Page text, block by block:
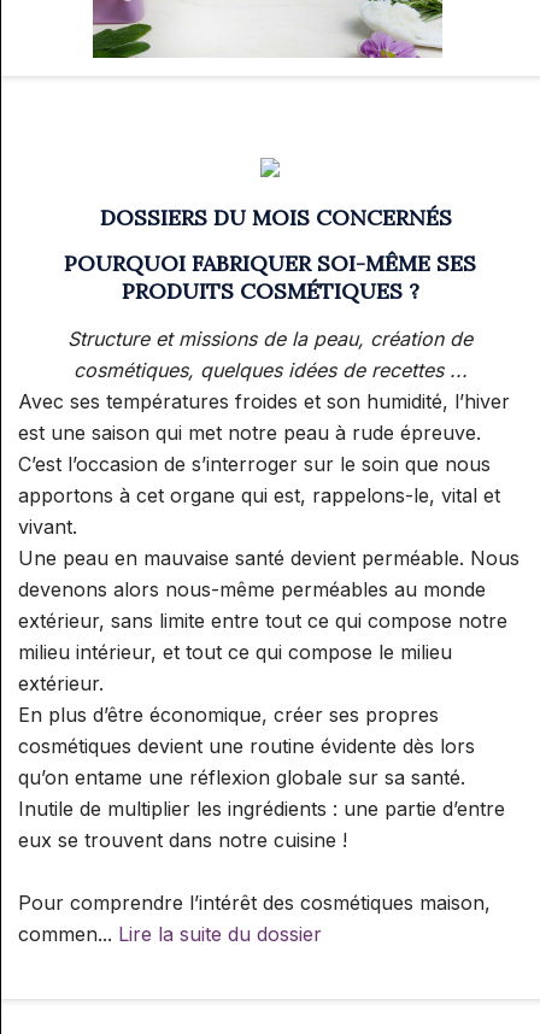
Merci de le faire ci-après :
Arrhes
DOSSIERS DU MOIS CONCERNÉS
POURQUOI FABRIQUER SOI-MÊME SES
PRODUITS COSMÉTIQUES ?
Structure et missions de la peau, création de
cosmétiques, quelques idées de recettes ...
Avec ses températures froides et son humidité, l’hiver
est une saison qui met notre peau à rude épreuve.
C’est l’occasion de s’interroger sur le soin que nous
apportons à cet organe qui est, rappelons-le, vital et
vivant.
Une peau en mauvaise santé devient perméable. Nous
devenons alors nous-même perméables au monde
extérieur, sans limite entre tout ce qui compose notre
milieu intérieur, et tout ce qui compose le milieu
extérieur.
En plus d’être économique, créer ses propres
cosmétiques devient une routine évidente dès lors
qu’on entame une réflexion globale sur sa santé.
Inutile de multiplier les ingrédients : une partie d’entre
eux se trouvent dans notre cuisine !
Pour comprendre l’intérêt des cosmétiques maison,
commen... Lire la suite du dossier